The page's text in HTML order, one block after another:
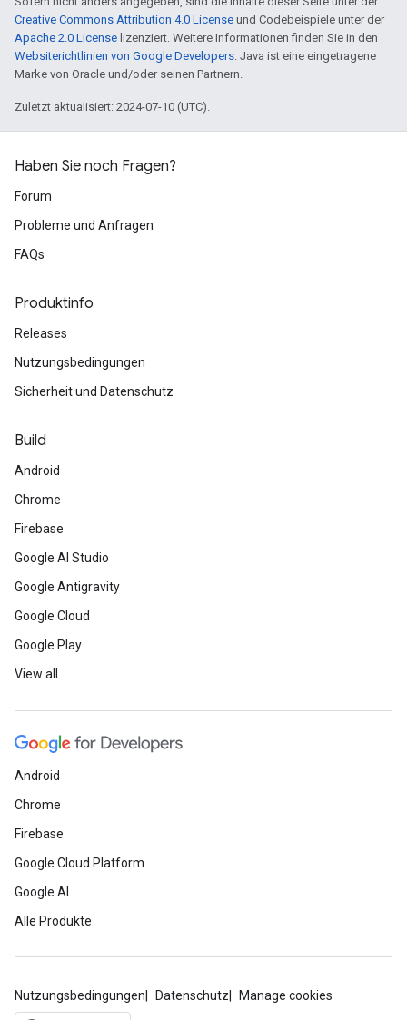
Creative Commons Attribution 4.0 License und Codebeispiele unter der
Apache 2.0 License lizenziert. Weitere Informationen finden Sie in den
Websiterichtlinien von Google Developers . Java ist eine eingetragene
Marke von Oracle und/oder seinen Partnern.
Zuletzt aktualisiert: 2024-07-10 (UTC).
Haben Sie noch Fragen?
Forum
Probleme und Anfragen
FAQs
Produktinfo
Releases
Nutzungsbedingungen
Sicherheit und Datenschutz
Build
Android
Chrome
Firebase
Google AI Studio
Google Antigravity
Google Cloud
Google Play
View all
Android
Chrome
Firebase
Google Cloud Platform
Google AI
Alle Produkte
Nutzungsbedingungen Datenschutz Manage cookies